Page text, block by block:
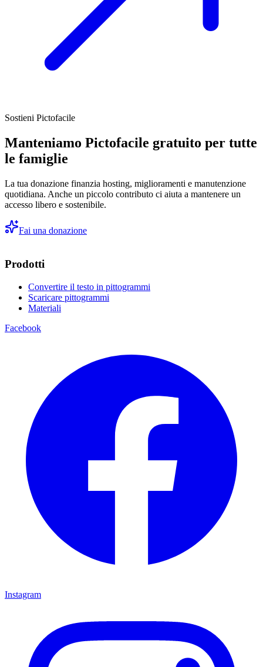
Sostieni Pictofacile
Manteniamo Pictofacile gratuito per tutte
le famiglie
La tua donazione finanzia hosting, miglioramenti e manutenzione
quotidiana. Anche un piccolo contributo ci aiuta a mantenere un
accesso libero e sostenibile.
Fai una donazione
Prodotti
Convertire il testo in pittogrammi
Scaricare pittogrammi
Materiali
Facebook
Instagram